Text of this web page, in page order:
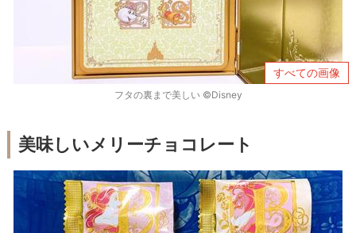
すべての画像
フタの裏まで美しい ©Disney
美味しいメリーチョコレート